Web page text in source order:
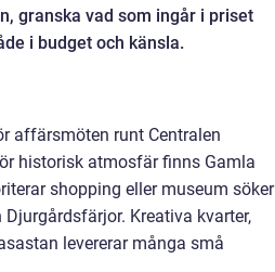
granska vad som ingår i priset
i budget och känsla.
affärsmöten runt Centralen
historisk atmosfär finns Gamla
shopping eller museum söker
Kreativa kvarter,
levererar många små